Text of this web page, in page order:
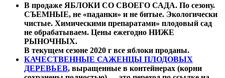
В продаже ЯБЛОКИ СО СВОЕГО САДА. По сезону.
СЪЕМНЫЕ, не «паданки» и не битые. Экологически
чистые. Химическими препаратами» плодовый сад
не обрабатываем. Цены ежегодно НИЖЕ
РЫНОЧНЫХ.
В текущем сезоне 2020 г все яблоки проданы.
КАЧЕСТВЕННЫЕ САЖЕНЦЫ ПЛОДОВЫХ
ДЕРЕВЬЕВ, выращенные в контейнерах (корни